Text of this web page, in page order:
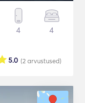
4 4
(2 arvustused)
5.0